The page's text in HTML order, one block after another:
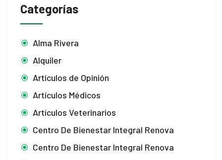
Categorías
Alma Rivera
Alquiler
Artículos de Opinión
Artículos Médicos
Artículos Veterinarios
Centro De Bienestar Integral Renova
Centro De Bienestar Integral Renova